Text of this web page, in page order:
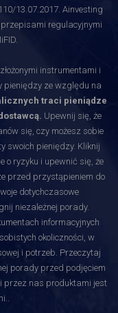
13.07.2017. Ainvesting
przepisami regulacyjnymi
instrumentami i
pieniędzy ze względu na
traci pieniądze
Upewnij się, że
się, czy możesz sobie
swoich pieniędzy. Kliknij
o ryzyku i upewnić się, że
przed przystąpieniem do
dotychczasowe
niezależnej porady.
informacyjnych
okoliczności, w
i potrzeb. Przeczytaj
porady przed podjęciem
przez nas produktami jest
.